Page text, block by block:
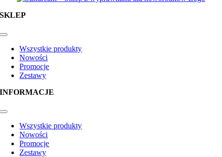
SKLEP
Toggle
NavigationWszystkie produkty
Nowości
Promocje
Zestawy
INFORMACJE
Toggle
NavigationWszystkie produkty
Nowości
Promocje
Zestawy